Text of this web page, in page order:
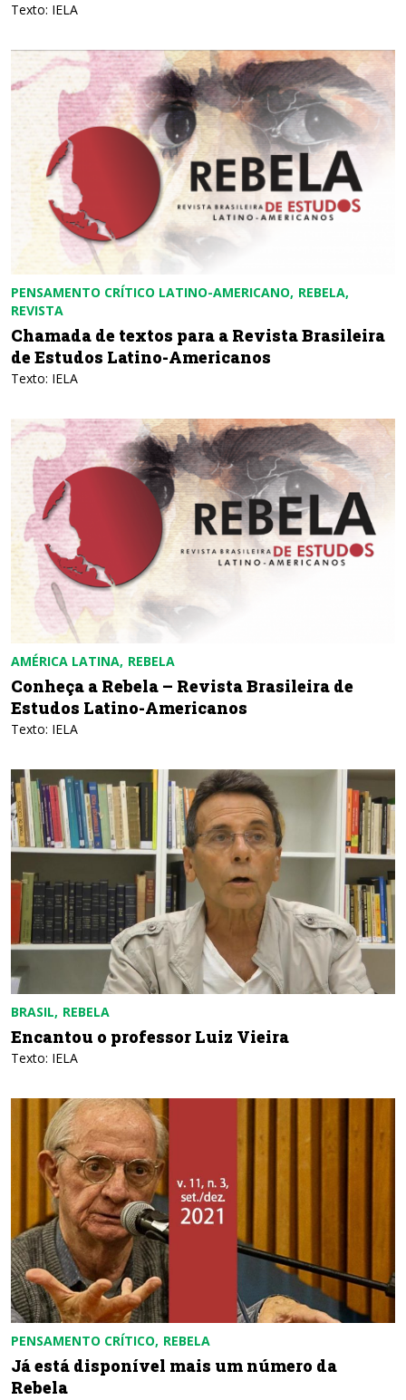
Texto: IELA
PENSAMENTO CRÍTICO LATINO-AMERICANO REBELA
REVISTA
Chamada de textos para a Revista Brasileira
de Estudos Latino-Americanos
Texto: IELA
AMÉRICA LATINA REBELA
Conheça a Rebela – Revista Brasileira de
Estudos Latino-Americanos
Texto: IELA
BRASIL REBELA
Encantou o professor Luiz Vieira
Texto: IELA
PENSAMENTO CRÍTICO REBELA
Já está disponível mais um número da
Rebela